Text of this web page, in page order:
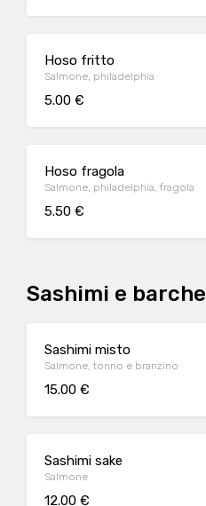
Hoso fritto
Salmone, philadelphia
5.00 €
Hoso fragola
Salmone, philadelphia, fragola
5.50 €
Sashimi e barche
Sashimi misto
Salmone, tonno e branzino
15.00 €
Sashimi sake
Salmone
12.00 €